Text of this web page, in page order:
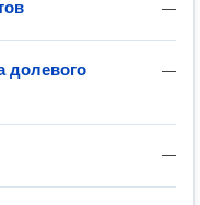
—
—
долевого
—